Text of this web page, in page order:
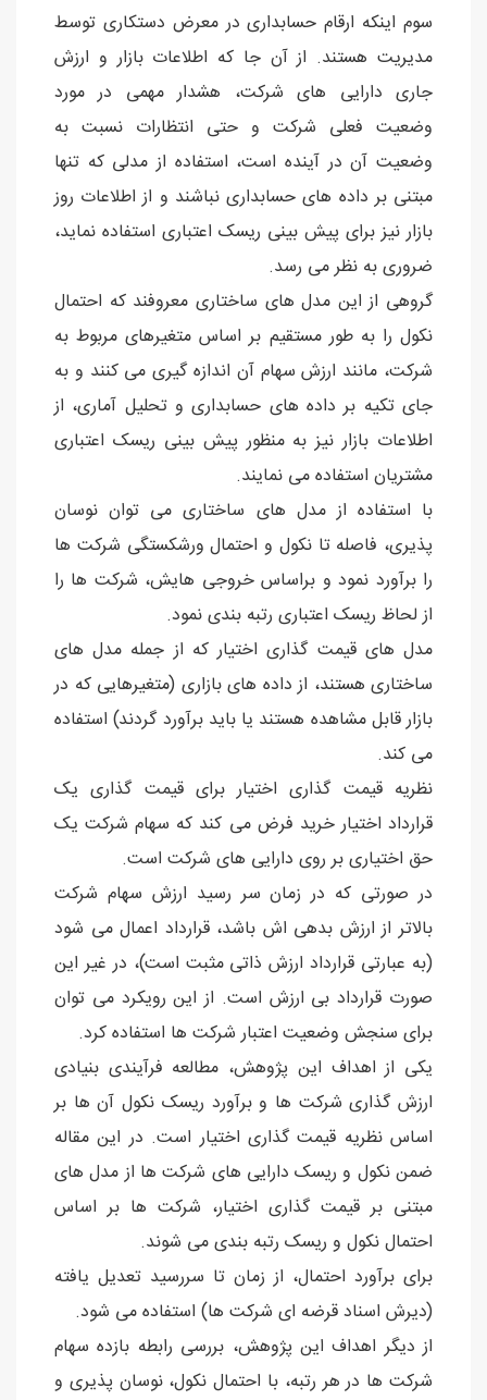
سوم اینکه ارقام حسابداری در معرض دستکاری توسط
مدیریت هستند. از آن جا که اطلاعات بازار و ارزش
جاری دارایی های شرکت، هشدار مهمی در مورد
وضعیت فعلی شرکت و حتی انتظارات نسبت به
وضعیت آن در آینده است، استفاده از مدلی که تنها
مبتنی بر داده های حسابداری نباشند و از اطلاعات روز
بازار نیز برای پیش بینی ریسک اعتباری استفاده نماید،
ضروری به نظر می رسد.
گروهی از این مدل های ساختاری معروفند که احتمال
نکول را به طور مستقیم بر اساس متغیرهای مربوط به
شرکت، مانند ارزش سهام آن اندازه گیری می کنند و به
جای تکیه بر داده های حسابداری و تحلیل آماری، از
اطلاعات بازار نیز به منظور پیش بینی ریسک اعتباری
مشتریان استفاده می نمایند.
با استفاده از مدل های ساختاری می توان نوسان
پذیری، فاصله تا نکول و احتمال ورشکستگی شرکت ها
را برآورد نمود و براساس خروجی هایش، شرکت ها را
از لحاظ ریسک اعتباری رتبه بندی نمود.
مدل های قیمت گذاری اختیار که از جمله مدل های
ساختاری هستند، از داده های بازاری (متغیرهایی که در
بازار قابل مشاهده هستند یا باید برآورد گردند) استفاده
می کند.
نظریه قیمت گذاری اختیار برای قیمت گذاری یک
قرارداد اختیار خرید فرض می کند که سهام شرکت یک
حق اختیاری بر روی دارایی های شرکت است.
در صورتی که در زمان سر رسید ارزش سهام شرکت
بالاتر از ارزش بدهی اش باشد، قرارداد اعمال می شود
(به عبارتی قرارداد ارزش ذاتی مثبت است)، در غیر این
صورت قرارداد بی ارزش است. از این رویکرد می توان
برای سنجش وضعیت اعتبار شرکت ها استفاده کرد.
یکی از اهداف این پژوهش، مطالعه فرآیندی بنیادی
ارزش گذاری شرکت ها و برآورد ریسک نکول آن ها بر
اساس نظریه قیمت گذاری اختیار است. در این مقاله
ضمن نکول و ریسک دارایی های شرکت ها از مدل های
مبتنی بر قیمت گذاری اختیار، شرکت ها بر اساس
احتمال نکول و ریسک رتبه بندی می شوند.
برای برآورد احتمال، از زمان تا سررسید تعدیل یافته
(دیرش اسناد قرضه ای شرکت ها) استفاده می شود.
از دیگر اهداف این پژوهش، بررسی رابطه بازده سهام
شرکت ها در هر رتبه، با احتمال نکول، نوسان پذیری و